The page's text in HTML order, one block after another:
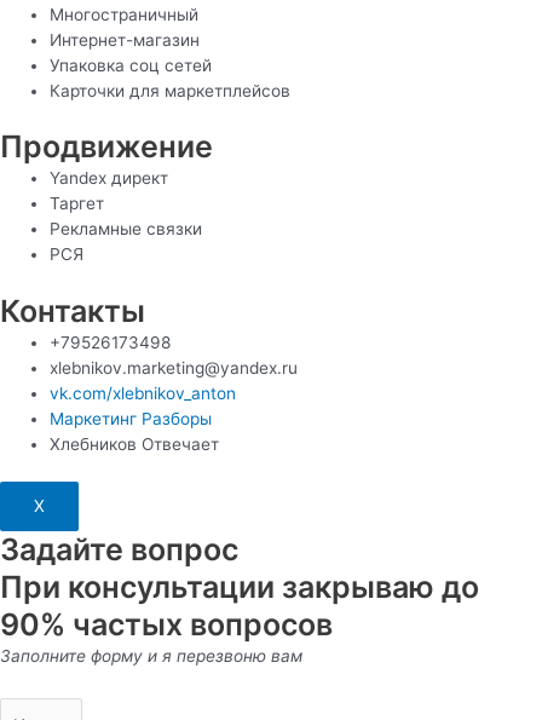
Многостраничный
Интернет-магазин
Упаковка соц сетей
Карточки для маркетплейсов
Продвижение
Yandex директ
Таргет
Рекламные связки
РСЯ
Контакты
+79526173498
xlebnikov.marketing@yandex.ru
vk.com/xlebnikov_anton
Маркетинг Разборы
Хлебников Отвечает
X
Задайте вопрос
При консультации закрываю до
90% частых вопросов
Заполните форму и я перезвоню вам